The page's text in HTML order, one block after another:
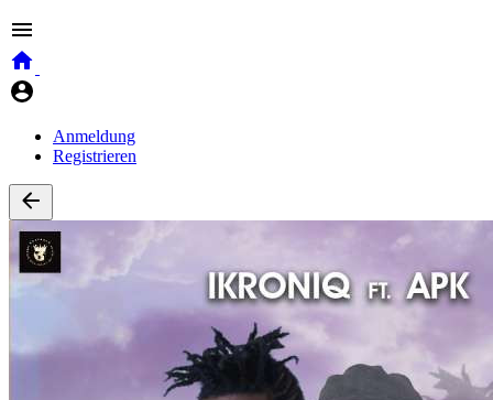
Anmeldung
Registrieren